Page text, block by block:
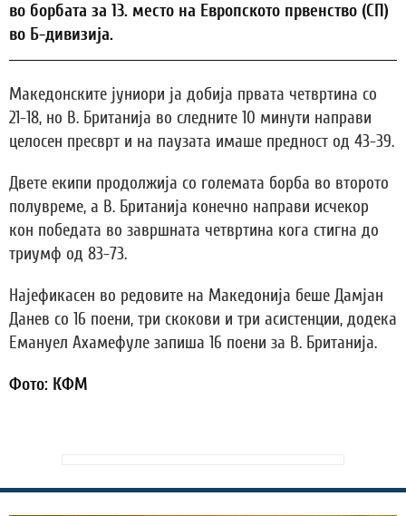
во борбата за 13. место на Европското првенство (СП)
во Б-дивизија.
Македонските јуниори ја добија првата четвртина со
21-18, но В. Британија во следните 10 минути направи
целосен пресврт и на паузата имаше предност од 43-39.
Двете екипи продолжија со големата борба во второто
полувреме, а В. Британија конечно направи исчекор
кон победата во завршната четвртина кога стигна до
триумф од 83-73.
Најефикасен во редовите на Македонија беше Дамјан
Данев со 16 поени, три скокови и три асистенции, додека
Емануел Ахамефуле запиша 16 поени за В. Британија.
Фото: КФМ